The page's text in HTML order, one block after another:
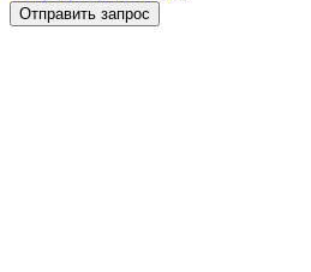
Отправить запрос